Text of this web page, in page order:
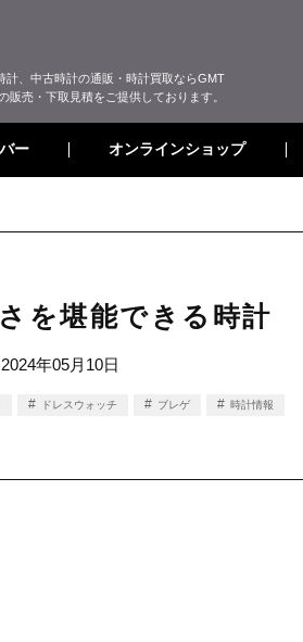
計、中古時計の通販・時計買取ならGMT
売・下取見積をご提供しております。
ー オンラインショップ
を堪能できる時計
2024年05月10日
ドレスウォッチ ブレゲ 時計情報